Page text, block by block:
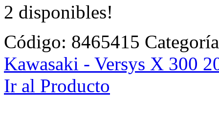
2 disponibles!
Código: 8465415
Kawasaki - Versys X 300
Ir al Producto